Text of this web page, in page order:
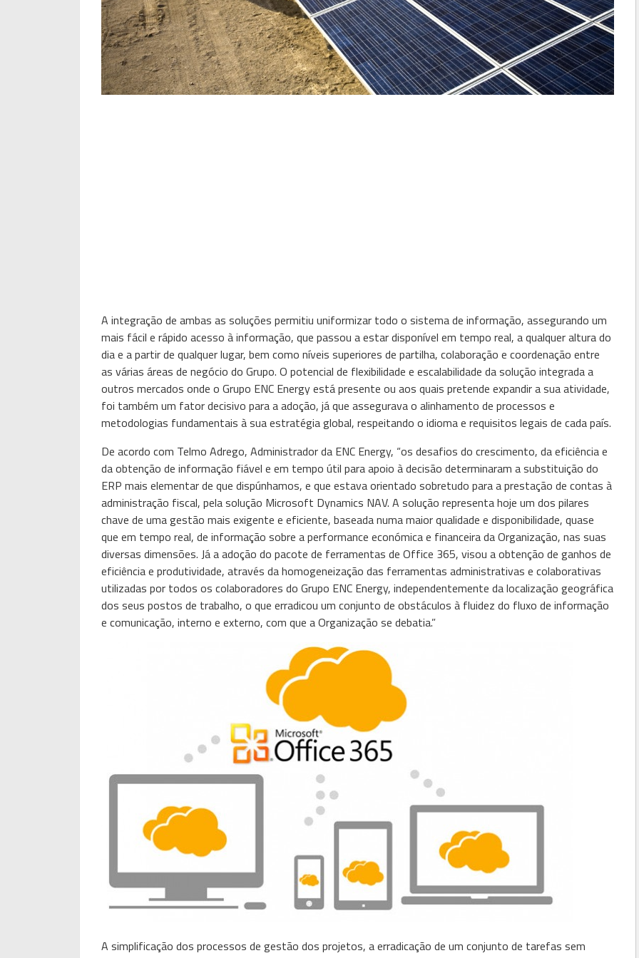
A integração de ambas as soluções permitiu uniformizar todo o sistema de informação, assegurando um
mais fácil e rápido acesso à informação, que passou a estar disponível em tempo real, a qualquer altura do
dia e a partir de qualquer lugar, bem como níveis superiores de partilha, colaboração e coordenação entre
as várias áreas de negócio do Grupo. O potencial de flexibilidade e escalabilidade da solução integrada a
outros mercados onde o Grupo ENC Energy está presente ou aos quais pretende expandir a sua atividade,
foi também um fator decisivo para a adoção, já que assegurava o alinhamento de processos e
metodologias fundamentais à sua estratégia global, respeitando o idioma e requisitos legais de cada país.
De acordo com Telmo Adrego, Administrador da ENC Energy, “os desafios do crescimento, da eficiência e
da obtenção de informação fiável e em tempo útil para apoio à decisão determinaram a substituição do
ERP mais elementar de que dispúnhamos, e que estava orientado sobretudo para a prestação de contas à
administração fiscal, pela solução Microsoft Dynamics NAV. A solução representa hoje um dos pilares
chave de uma gestão mais exigente e eficiente, baseada numa maior qualidade e disponibilidade, quase
que em tempo real, de informação sobre a performance económica e financeira da Organização, nas suas
diversas dimensões. Já a adoção do pacote de ferramentas de Office 365, visou a obtenção de ganhos de
eficiência e produtividade, através da homogeneização das ferramentas administrativas e colaborativas
utilizadas por todos os colaboradores do Grupo ENC Energy, independentemente da localização geográfica
dos seus postos de trabalho, o que erradicou um conjunto de obstáculos à fluidez do fluxo de informação
e comunicação, interno e externo, com que a Organização se debatia.”
A simplificação dos processos de gestão dos projetos, a erradicação de um conjunto de tarefas sem